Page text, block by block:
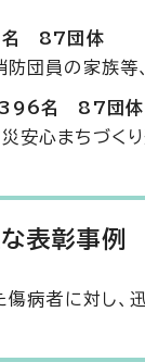
87団体
防団員の家族等
396名 87団体
災安心まちづく
表彰事例
傷病者に対し、